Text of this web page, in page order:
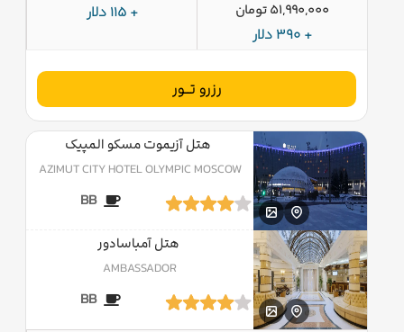
51,990,000 تومان
+ 390 دلار
+ 115 دلار
رزرو تــور
هتل آزیموت مسکو المپیک
AZIMUT CITY HOTEL OLYMPIC MOSCOW
BB
هتل آمباسادور
AMBASSADOR
BB